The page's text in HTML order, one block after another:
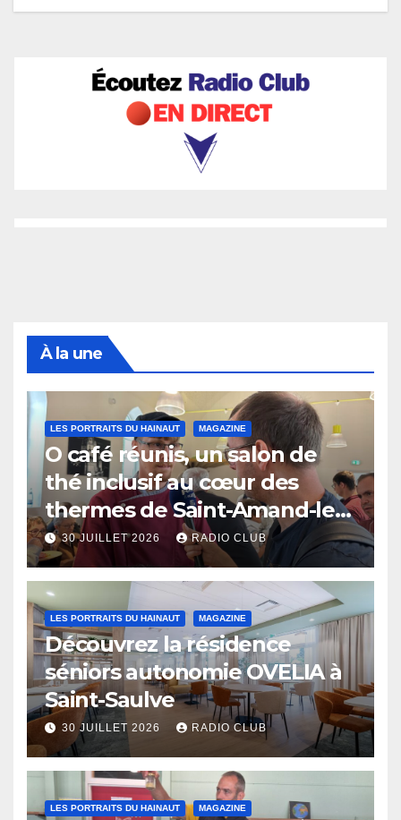
À la une
LES PORTRAITS DU HAINAUT MAGAZINE
O café réunis, un salon de
thé inclusif au cœur des
thermes de Saint-Amand-les-
Eaux
30 JUILLET 2026 RADIO CLUB
LES PORTRAITS DU HAINAUT MAGAZINE
Découvrez la résidence
séniors autonomie OVELIA à
Saint-Saulve
30 JUILLET 2026 RADIO CLUB
LES PORTRAITS DU HAINAUT MAGAZINE